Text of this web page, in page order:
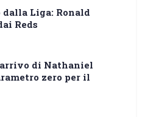
Liga: Ronald
Reds
di Nathaniel
zero per il